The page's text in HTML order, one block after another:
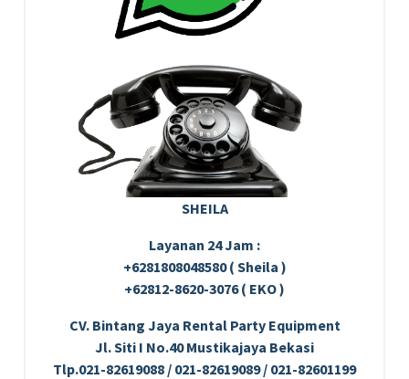
SHEILA
Layanan 24 Jam :
+6281808048580 ( Sheila )
+62812-8620-3076 ( EKO )
CV. Bintang Jaya Rental Party Equipment
Jl. Siti I No.40 Mustikajaya Bekasi
Tlp.021-82619088 / 021-82619089 / 021-82601199